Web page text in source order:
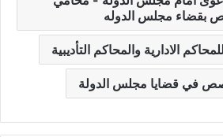
بقضاء مجلس الدوله
الادارية والمحاكم التأديبية
في قضايا مجلس الدولة